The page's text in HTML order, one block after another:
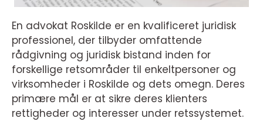
En advokat Roskilde er en kvalificeret juridisk
professionel, der tilbyder omfattende
rådgivning og juridisk bistand inden for
forskellige retsområder til enkeltpersoner og
virksomheder i Roskilde og dets omegn. Deres
primære mål er at sikre deres klienters
rettigheder og interesser under retssystemet.